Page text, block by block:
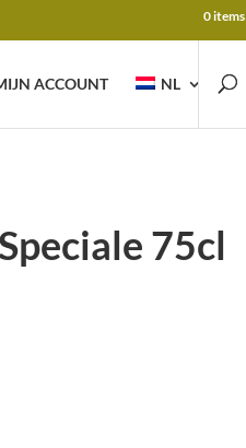
0 items
ACCOUNT NL
75cl